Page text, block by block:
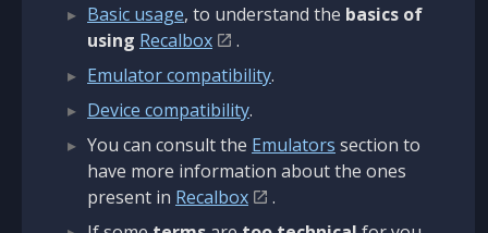
Basic usage, to understand the basics of
using Recalbox
.
Emulator compatibility.
Device compatibility.
You can consult the Emulators section to
have more information about the ones
present in Recalbox
.